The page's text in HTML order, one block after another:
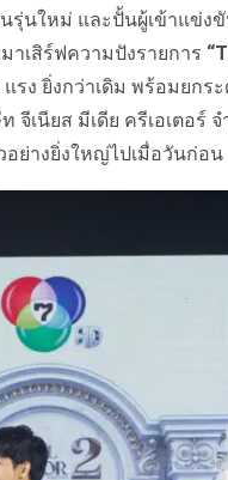
รุ่นใหม่ และปั้นผู้เข้าแข่ง
าเสิร์ฟความปังรายการ
รง ยิ่งกว่าเดิม พร้อมยกร
เนียส มีเดีย ครีเอเตอร์
อย่างยิ่งใหญ่ไปเมื่อวันก่อน